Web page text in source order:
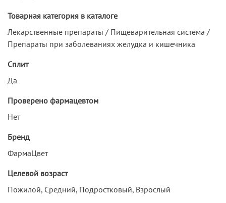
Товарная категория в каталоге
Лекарственные препараты / Пищеварительная система /
Препараты при заболеваниях желудка и кишечника
Сплит
Да
Проверено фармацевтом
Нет
Бренд
ФармаЦвет
Целевой возраст
Пожилой, Средний, Подростковый, Взрослый